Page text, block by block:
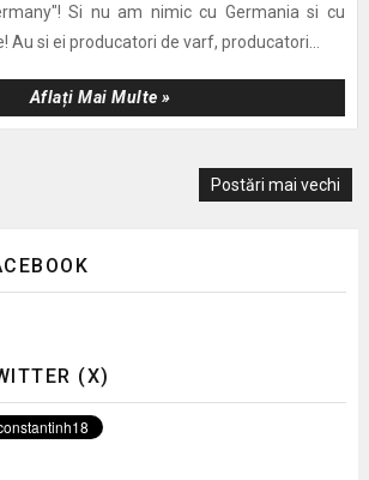
Si nu am nimic cu Germania si cu
Au si ei producatori de varf, producatori...
Aflați Mai Multe »
Postări mai vechi
(X)